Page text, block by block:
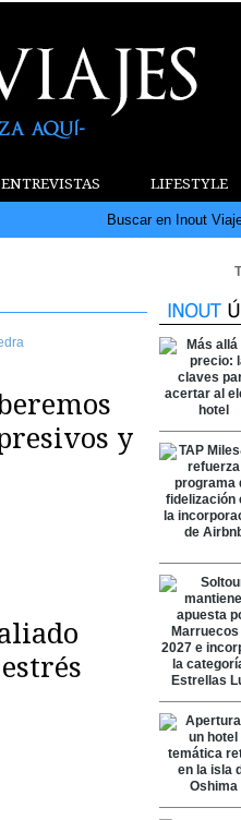
ENTREVISTAS LIFESTYLE
Buscar en Inout
y